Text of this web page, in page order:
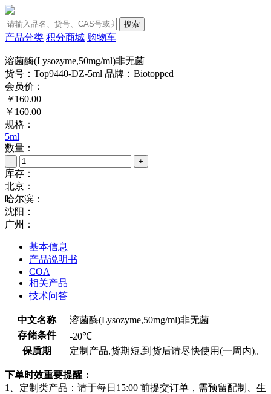
搜索
产品分类 积分商城 购物车
溶菌酶(Lysozyme,50mg/ml)非无菌
货号：Top9440-DZ-5ml 品牌：Biotopped
会员价：
￥160.00
￥160.00
规格：
5ml
数量：
- +
库存：
北京：
哈尔滨：
沈阳：
广州：
基本信息
产品说明书
COA
相关产品
技术问答
中文名称
溶菌酶(Lysozyme,50mg/ml)非无菌
存储条件
-20℃
保质期
定制产品,货期短,到货后请尽快使用(一周内)。
下单时效重要提醒：
1、定制类产品：请于每日15:00 前提交订单，需预留配制、生